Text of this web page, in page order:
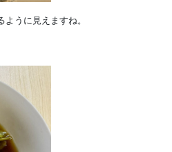
うに見えますね。